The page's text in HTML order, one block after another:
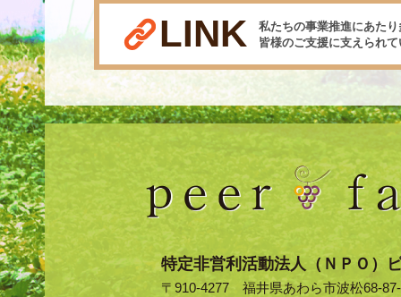
LINK
私たちの事業推進にあた
皆様のご支援に支えられ
特定非営利活動法人（ＮＰＯ）
〒910-4277 福井県あわら市波松68-